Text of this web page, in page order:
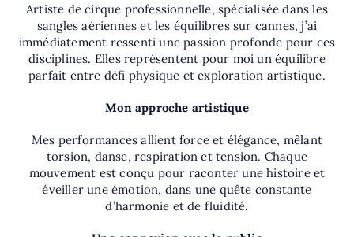
Artiste de cirque professionnelle, spécialisée dans les
sangles aériennes et les équilibres sur cannes, j’ai
immédiatement ressenti une passion profonde pour ces
disciplines. Elles représentent pour moi un équilibre
parfait entre défi physique et exploration artistique.
Mon approche artistique
Mes performances allient force et élégance, mêlant
torsion, danse, respiration et tension. Chaque
mouvement est conçu pour raconter une histoire et
éveiller une émotion, dans une quête constante
d’harmonie et de fluidité.